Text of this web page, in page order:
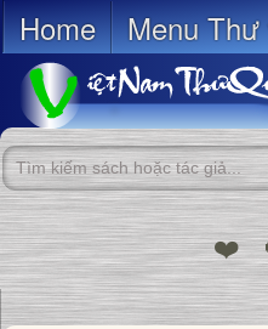
Home Menu Thư
❤️